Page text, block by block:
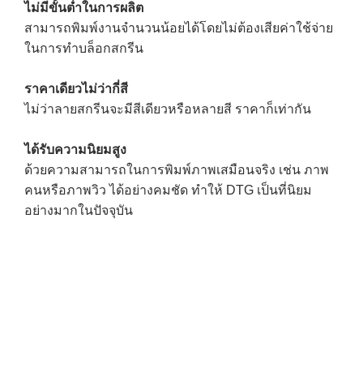
ไม่มีขั้นต่ำในการผลิต
สามารถพิมพ์งานจำนวนน้อยได้โดยไม่ต้องเสียค่าใช้จ่าย
ในการทำบล็อกสกรีน
ราคาเดียวไม่ว่ากี่สี
ไม่ว่าลายสกรีนจะมีสีเดียวหรือหลายสี ราคาก็เท่ากัน
ได้รับความนิยมสูง
ด้วยความสามารถในการพิมพ์ภาพเสมือนจริง เช่น ภาพ
คนหรือภาพวิว ได้อย่างคมชัด ทำให้ DTG เป็นที่นิยม
อย่างมากในปัจจุบัน